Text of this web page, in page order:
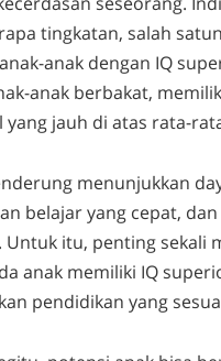
tingkatan, salah
anak dengan IQ
anak berbakat,
yang jauh di atas rata-
menunjukkan
belajar yang cepat,
Untuk itu, penting sekali
anak memiliki IQ
pendidikan yang